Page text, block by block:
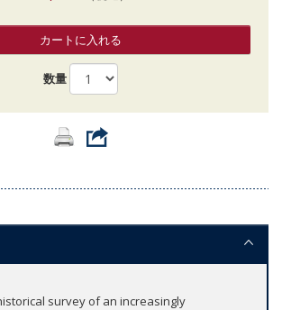
カートに入れる
数量
survey of an increasingly